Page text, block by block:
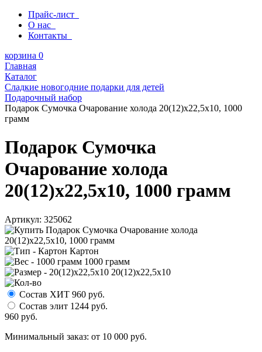
Прайс-лист
О нас
Контакты
корзина 0
Главная
Каталог
Сладкие новогодние подарки для детей
Подарочный набор
Подарок Сумочка Очарование холода 20(12)x22,5x10, 1000
грамм
Подарок Сумочка
Очарование холода
20(12)x22,5x10, 1000 грамм
Артикул: 325062
Картон
1000 грамм
20(12)x22,5x10
Состав ХИТ 960 руб.
Состав элит 1244 руб.
960 руб.
Минимальный заказ: от 10 000 руб.